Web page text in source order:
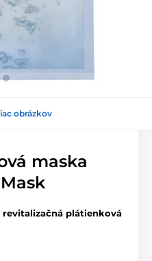
obrázkov
maska
plátienková